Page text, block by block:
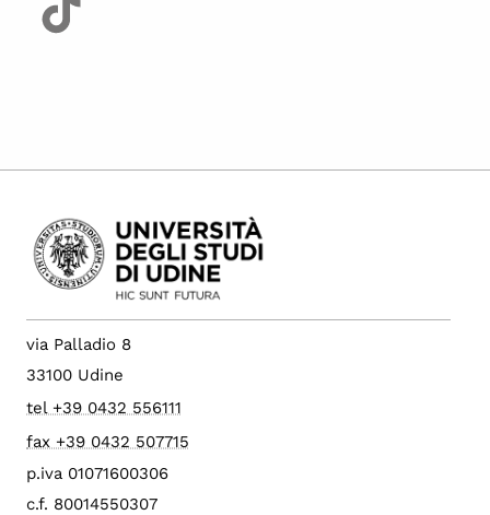
via Palladio 8
33100 Udine
tel +39 0432 556111
fax +39 0432 507715
p.iva 01071600306
c.f. 80014550307